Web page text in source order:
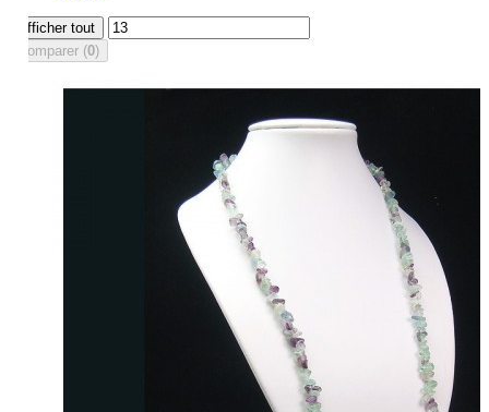
Afficher tout
Comparer (0)